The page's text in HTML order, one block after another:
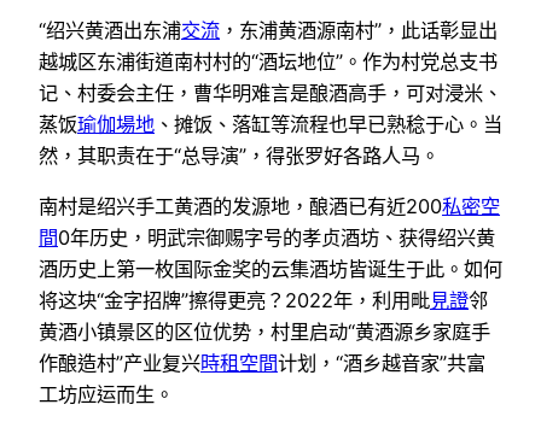
“绍兴黄酒出东浦交流 ，东浦黄酒源南村”，此话彰显出
越城区东浦街道南村村的“酒坛地位”。作为村党总支书
记、村委会主任，曹华明难言是酿酒高手，可对浸米、
蒸饭瑜伽場地 、摊饭、落缸等流程也早已熟稔于心。当
然，其职责在于“总导演”，得张罗好各路人马。
南村是绍兴手工黄酒的发源地，酿酒已有近200私密空
間0年历史，明武宗御赐字号的孝贞酒坊、获得绍兴黄
酒历史上第一枚国际金奖的云集酒坊皆诞生于此。如何
将这块“金字招牌”擦得更亮？2022年，利用毗見證邻
黄酒小镇景区的区位优势，村里启动“黄酒源乡家庭手
作酿造村”产业复兴時租空間计划，“酒乡越音家”共富
工坊应运而生。